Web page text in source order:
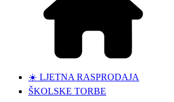
☀️ LJETNA RASPRODAJA
ŠKOLSKE TORBE